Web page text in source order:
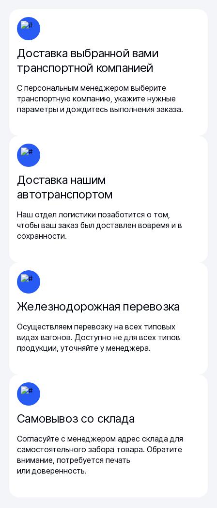
Доставка выбранной вами
транспортной компанией
С персональным менеджером выберите
транспортную компанию, укажите нужные
параметры и дождитесь выполнения заказа.
Доставка нашим
автотранспортом
Наш отдел логистики позаботится о том,
чтобы ваш заказ был доставлен вовремя и в
сохранности.
Железнодорожная перевозка
Осуществляем перевозку на всех типовых
видах вагонов. Доступно не для всех типов
продукции, уточняйте у менеджера.
Самовывоз со склада
Согласуйте с менеджером адрес склада для
самостоятельного забора товара. Обратите
внимание, потребуется печать
или доверенность.